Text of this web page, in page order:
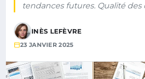
tendances futures. Qualité des
INÈS LEFÈVRE
23 JANVIER 2025